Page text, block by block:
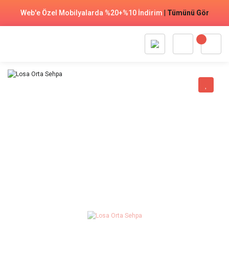
Web'e Özel Mobilyalarda %20+%10 İndirim Tümünü Gör